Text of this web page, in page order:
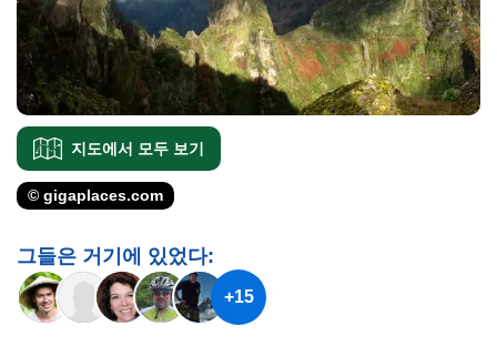
지도에서 모두 보기
© gigaplaces.com
그들은 거기에 있었다:
+15